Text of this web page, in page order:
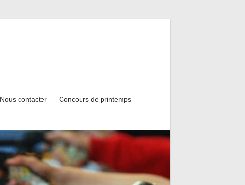
Nous contacter Concours de printemps